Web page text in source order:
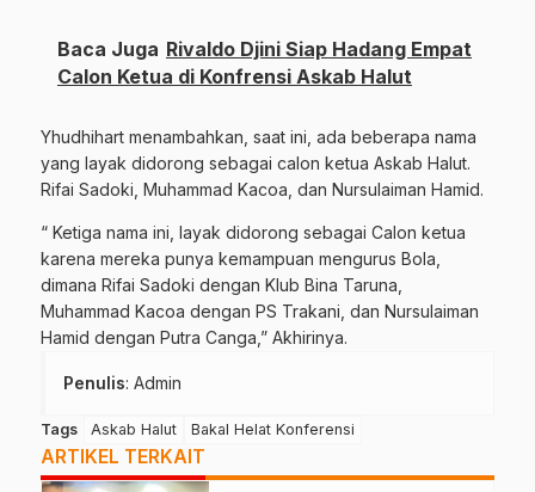
Baca Juga Rivaldo Djini Siap Hadang Empat
Calon Ketua di Konfrensi Askab Halut
Yhudhihart menambahkan, saat ini, ada beberapa nama
yang layak didorong sebagai calon ketua Askab Halut.
Rifai Sadoki, Muhammad Kacoa, dan Nursulaiman Hamid.
“ Ketiga nama ini, layak didorong sebagai Calon ketua
karena mereka punya kemampuan mengurus Bola,
dimana Rifai Sadoki dengan Klub Bina Taruna,
Muhammad Kacoa dengan PS Trakani, dan Nursulaiman
Hamid dengan Putra Canga,” Akhirinya.
Penulis: Admin
Tags Askab Halut Bakal Helat Konferensi
ARTIKEL TERKAIT